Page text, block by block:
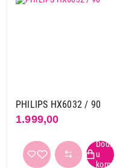
PHILIPS HX6032 / 90
1.999,00